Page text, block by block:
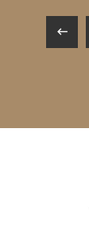
